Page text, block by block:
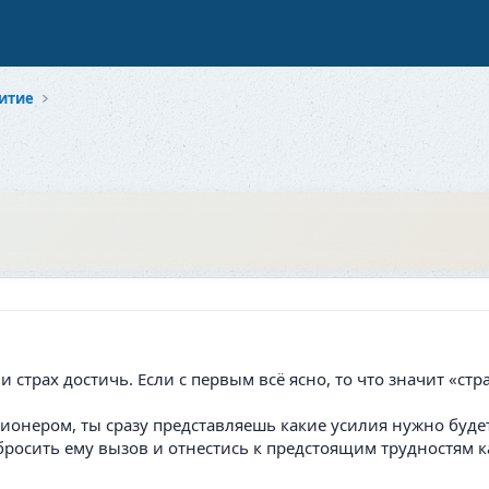
страх достичь. Если с первым всё ясно, то что значит
ты сразу представляешь какие усилия нужно
ему вызов и отнестись к предстоящим трудностям